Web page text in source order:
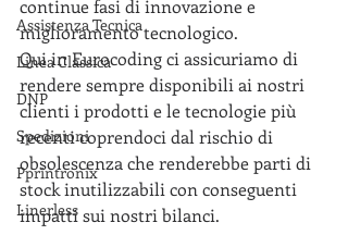
Assistenza Tecnica
Linea Classica
DNP
Spedizioni
Pprintronix
Linerless
continue fasi di innovazione e
miglioramento tecnologico.
Qui in Eurocoding ci assicuriamo di
rendere sempre disponibili ai nostri
clienti i prodotti e le tecnologie più
recenti coprendoci dal rischio di
obsolescenza che renderebbe parti di
stock inutilizzabili con conseguenti
impatti sui nostri bilanci.